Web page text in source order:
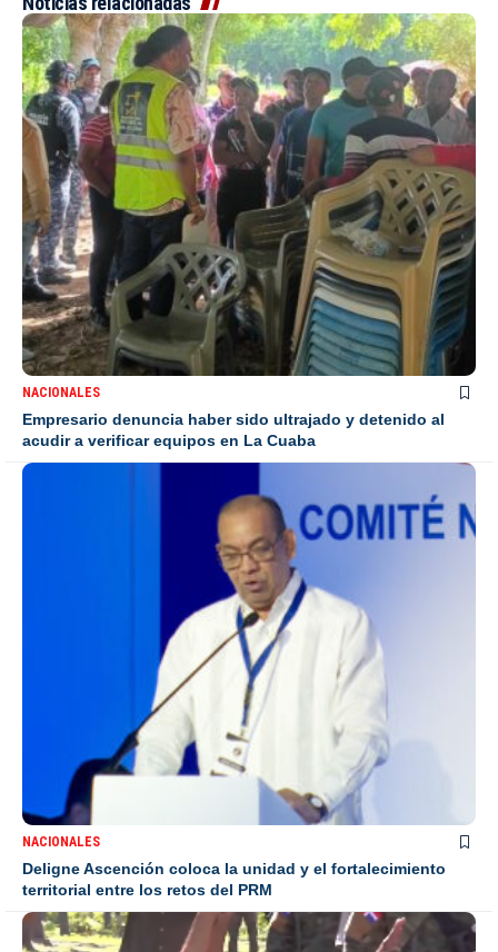
NACIONALES
Empresario denuncia haber sido ultrajado y detenido al
acudir a verificar equipos en La Cuaba
NACIONALES
Deligne Ascención coloca la unidad y el fortalecimiento
territorial entre los retos del PRM